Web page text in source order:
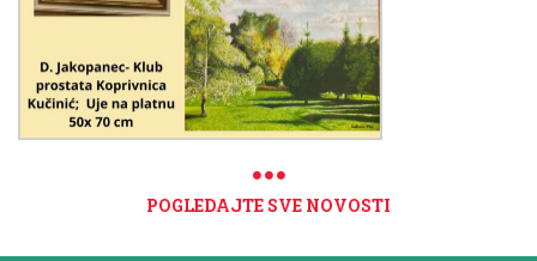
POGLEDAJTE SVE NOVOSTI